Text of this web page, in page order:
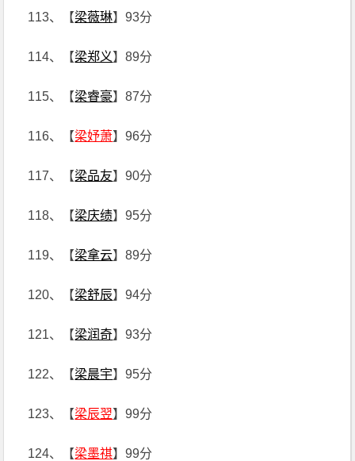
113、【梁薇琳】93分
114、【梁郑义】89分
115、【梁睿豪】87分
116、【梁妤萧】96分
117、【梁品友】90分
118、【梁庆绩】95分
119、【梁拿云】89分
120、【梁舒辰】94分
121、【梁润奇】93分
122、【梁晨宇】95分
123、【梁辰翌】99分
124、【梁墨祺】99分